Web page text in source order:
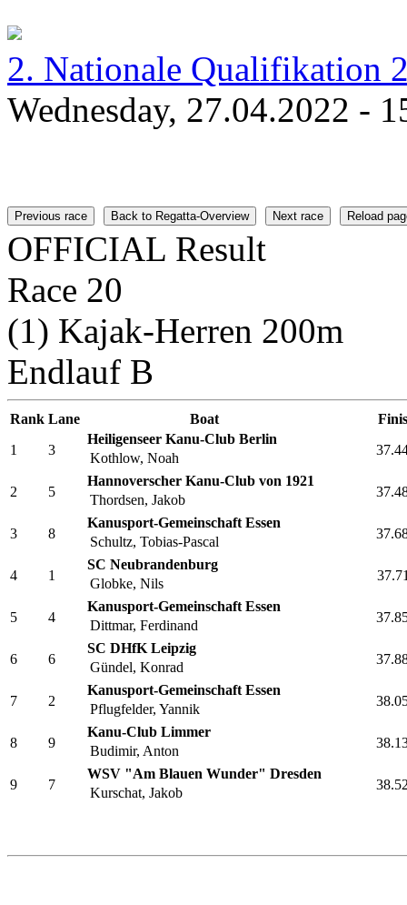
2. Nationale Qualifikation
Wednesday, 27.04.2022 -
Previous race Back to Regatta-Overview
OFFICIAL Result
Race 20
(1) Kajak-Herren 200m
Endlauf B
Rank Lane
1
3
Heiligenseer Kanu-Club Berlin
Kothlow, Noah
2 5
Hannoverscher Kanu-Club von 1921
Thordsen, Jakob
3 8
Kanusport-Gemeinschaft Essen
Schultz, Tobias-Pascal
4 1
SC Neubrandenburg
Globke, Nils
5 4
Kanusport-Gemeinschaft Essen
Dittmar, Ferdinand
6 6
SC DHfK Leipzig
Gündel, Konrad
7 2
Kanusport-Gemeinschaft Essen
Pflugfelder, Yannik
8 9
Kanu-Club Limmer
Budimir, Anton